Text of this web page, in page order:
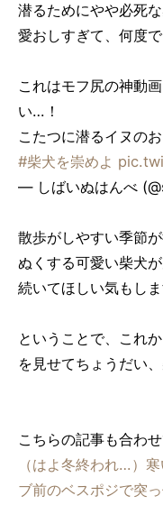
潜るためにやや必死
愛おしすぎて、何度
これはモフ尻の神動
い…！
こたつに潜るイヌの
#柴犬を崇めよ
— しばいぬはんべ
散歩がしやすい季節
ぬくする可愛い柴犬
続いてほしい気もしま
ということで、これ
を見せてちょうだい
こちらの記事も合わ
（はよ冬終われ…）
ブ前のベスポジで突